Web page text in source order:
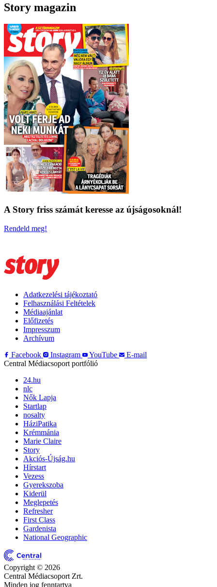
Story magazin
A Story friss számát keresse az újságosoknál!
Rendeld meg!
Adatkezelési tájékoztató
Felhasználási Feltételek
Médiaajánlat
Előfizetés
Impresszum
Archívum
Facebook
Instagram YouTube
E-mail
Central Médiacsoport portfólió
24.hu
nlc
Nők Lapja
Startlap
nosalty
HáziPatika
Krémmánia
Marie Claire
Story
Akciós-Újság.hu
Hírstart
Vezess
Gyerekszoba
Kiderül
Meglepetés
Refresher
First Class
Gardenista
National Geographic
Copyright © 2026
Central Médiacsoport Zrt.
Minden jog fenntartva